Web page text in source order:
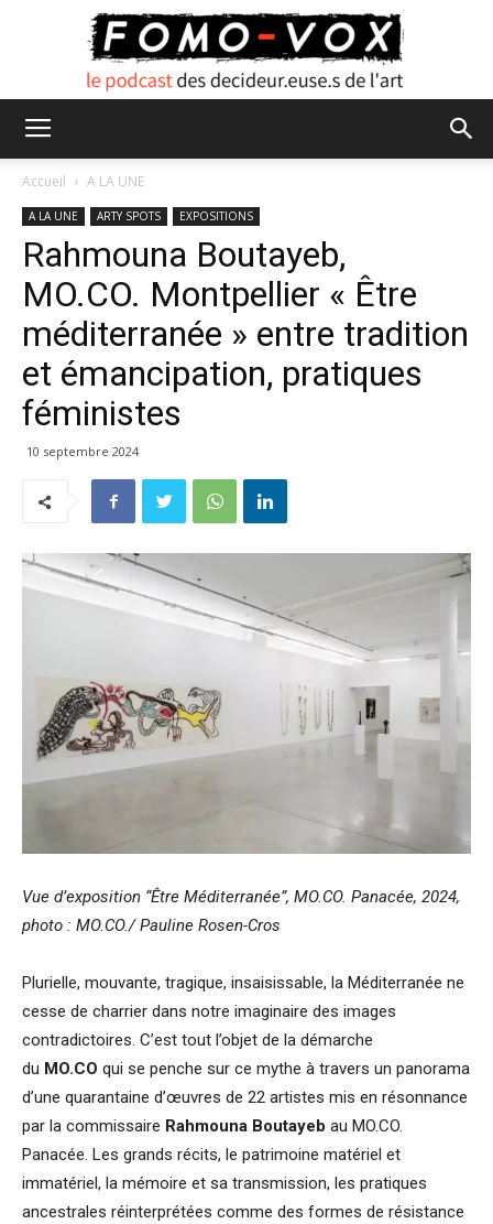
VOX
Accueil A LA UNE
A LA UNE ARTY SPOTS EXPOSITIONS
Rahmouna Boutayeb,
MO.CO. Montpellier « Être
méditerranée » entre tradition
et émancipation, pratiques
féministes
10 septembre 2024
Vue d’exposition “Être Méditerranée”, MO.CO. Panacée, 2024,
photo : MO.CO./ Pauline Rosen-Cros
Plurielle, mouvante, tragique, insaisissable, la Méditerranée ne
cesse de charrier dans notre imaginaire des images
contradictoires. C’est tout l’objet de la démarche
du MO.CO qui se penche sur ce mythe à travers un panorama
d’une quarantaine d’œuvres de 22 artistes mis en résonnance
par la commissaire Rahmouna Boutayeb au MO.CO.
Panacée. Les grands récits, le patrimoine matériel et
immatériel, la mémoire et sa transmission, les pratiques
ancestrales réinterprétées comme des formes de résistance